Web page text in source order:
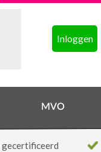
Inloggen
MVO
gecertificeerd